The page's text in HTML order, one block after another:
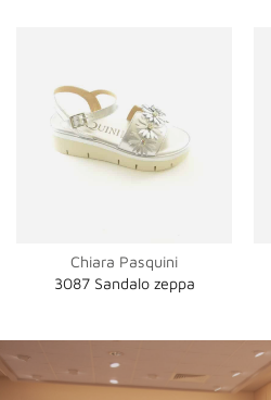
Chiara Pasquini
3087 Sandalo zeppa